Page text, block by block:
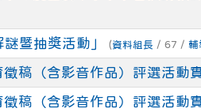
暨抽獎活動」 (資料組長 / 67 /輔
稿（含影音作品）評選活動
稿（含影音作品）評選活動